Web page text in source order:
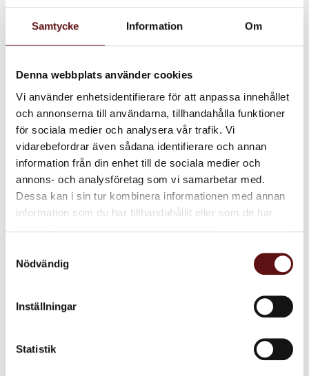
Samtycke Information Om
Denna webbplats använder cookies
Vi använder enhetsidentifierare för att anpassa innehållet
och annonserna till användarna, tillhandahålla funktioner
för sociala medier och analysera vår trafik. Vi
vidarebefordrar även sådana identifierare och annan
information från din enhet till de sociala medier och
annons- och analysföretag som vi samarbetar med.
Dessa kan i sin tur kombinera informationen med annan
information som du har tillhandahållit eller som de har
Nödvändig
Inställningar
Statistik
Lagerstatus
I lager
0,25 kg
Etiopien
Rostning:
Fyllighet:
6/10
Syrlighet:6/10
Glöm inte att ange vid beställning om du önskar brygg, bistro,
espresso, kok eller hela bönor!
FacebookTwitter